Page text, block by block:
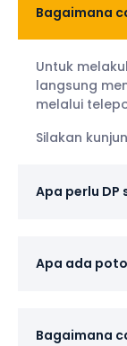
Bagaimana
Untuk
langsung
melalui
Silakan
Apa perlu DP
Apa ada
Bagaimana